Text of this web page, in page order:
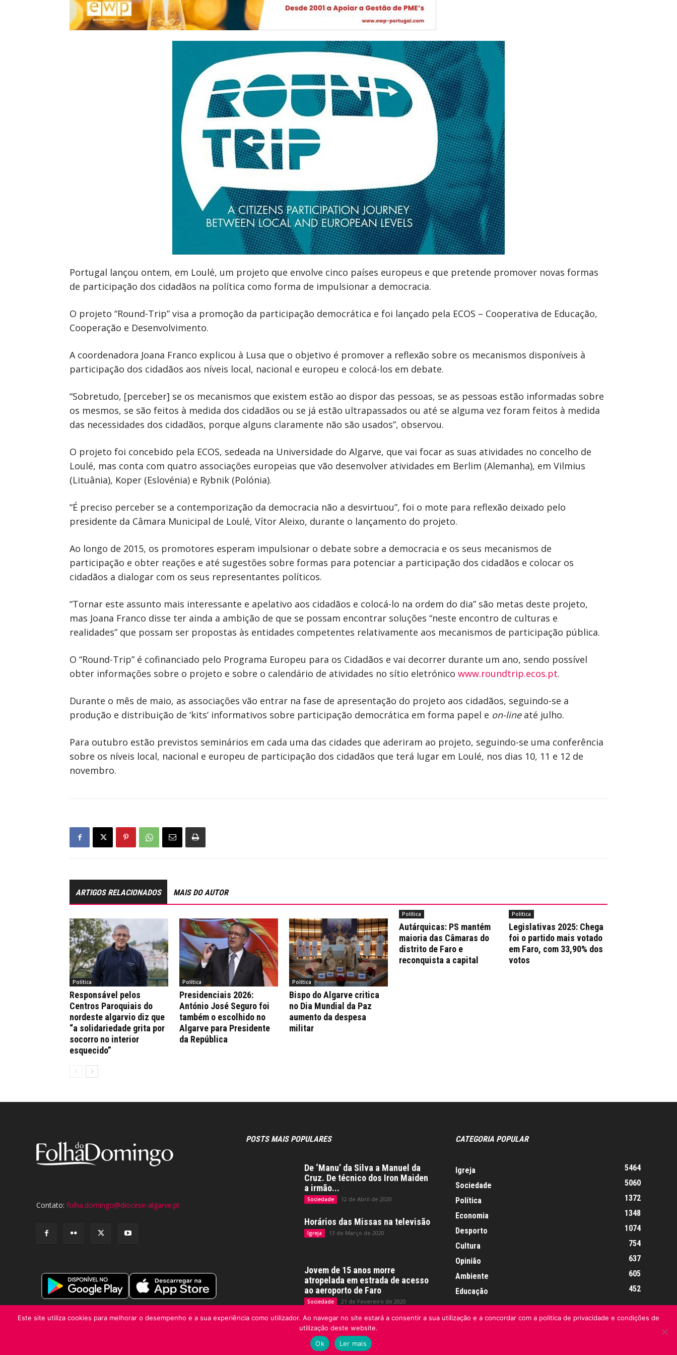
Portugal lançou ontem, em Loulé, um projeto que envolve cinco países europeus e que pretende promover novas formas
de participação dos cidadãos na política como forma de impulsionar a democracia.
O projeto “Round-Trip” visa a promoção da participação democrática e foi lançado pela ECOS – Cooperativa de Educação,
Cooperação e Desenvolvimento.
A coordenadora Joana Franco explicou à Lusa que o objetivo é promover a reflexão sobre os mecanismos disponíveis à
participação dos cidadãos aos níveis local, nacional e europeu e colocá-los em debate.
“Sobretudo, [perceber] se os mecanismos que existem estão ao dispor das pessoas, se as pessoas estão informadas sobre
os mesmos, se são feitos à medida dos cidadãos ou se já estão ultrapassados ou até se alguma vez foram feitos à medida
das necessidades dos cidadãos, porque alguns claramente não são usados”, observou.
O projeto foi concebido pela ECOS, sedeada na Universidade do Algarve, que vai focar as suas atividades no concelho de
Loulé, mas conta com quatro associações europeias que vão desenvolver atividades em Berlim (Alemanha), em Vilmius
(Lituânia), Koper (Eslovénia) e Rybnik (Polónia).
“É preciso perceber se a contemporização da democracia não a desvirtuou”, foi o mote para reflexão deixado pelo
presidente da Câmara Municipal de Loulé, Vítor Aleixo, durante o lançamento do projeto.
Ao longo de 2015, os promotores esperam impulsionar o debate sobre a democracia e os seus mecanismos de
participação e obter reações e até sugestões sobre formas para potenciar a participação dos cidadãos e colocar os
cidadãos a dialogar com os seus representantes políticos.
“Tornar este assunto mais interessante e apelativo aos cidadãos e colocá-lo na ordem do dia” são metas deste projeto,
mas Joana Franco disse ter ainda a ambição de que se possam encontrar soluções “neste encontro de culturas e
realidades” que possam ser propostas às entidades competentes relativamente aos mecanismos de participação pública.
O “Round-Trip” é cofinanciado pelo Programa Europeu para os Cidadãos e vai decorrer durante um ano, sendo possível
obter informações sobre o projeto e sobre o calendário de atividades no sítio eletrónico www.roundtrip.ecos.pt.
Durante o mês de maio, as associações vão entrar na fase de apresentação do projeto aos cidadãos, seguindo-se a
produção e distribuição de ‘kits’ informativos sobre participação democrática em forma papel e on-lineaté julho.
Para outubro estão previstos seminários em cada uma das cidades que aderiram ao projeto, seguindo-se uma conferência
sobre os níveis local, nacional e europeu de participação dos cidadãos que terá lugar em Loulé, nos dias 10, 11 e 12 de
novembro.
ARTIGOS RELACIONADOS MAIS DO AUTOR
Política
Responsável pelos
Centros Paroquiais do
nordeste algarvio diz que
“a solidariedade grita por
socorro no interior
esquecido”
Política
Presidenciais 2026:
António José Seguro foi
também o escolhido no
Algarve para Presidente
da República
Política
Bispo do Algarve critica
no Dia Mundial da Paz
aumento da despesa
militar
Política
Autárquicas: PS mantém
maioria das Câmaras do
distrito de Faro e
reconquista a capital
Política
Legislativas 2025: Chega
foi o partido mais votado
em Faro, com 33,90% dos
votos
Contato: folha.domingo@diocese-algarve.pt
POSTS MAIS POPULARES
De ‘Manu’ da Silva a Manuel da
Cruz. De técnico dos Iron Maiden
a irmão...
Sociedade 12 de Abril de 2020
Horários das Missas na televisão
Igreja 13 de Março de 2020
Jovem de 15 anos morre
atropelada em estrada de acesso
ao aeroporto de Faro
Sociedade 21 de Fevereiro de 2020
CATEGORIA POPULAR
Igreja
5464
Sociedade
5060
Política
1372
Economia
1348
Desporto
1074
Cultura
754
Opinião
637
Ambiente
605
Educação
452
Este site utiliza cookies para melhorar o desempenho e a sua experiência como utilizador. Ao navegar no site estará a consentir a sua utilização e a concordar com a politica de privacidade e condições de
utilização deste website.
Ok
Ler mais